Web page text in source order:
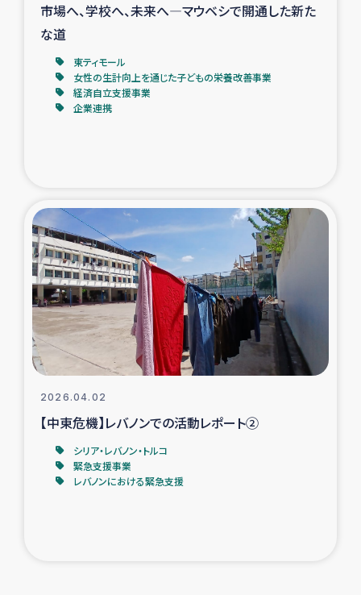
市場へ、学校へ、未来へ―マウベシで開通した新た
な道
東ティモール
女性の生計向上を通じた子どもの栄養改善事業
経済自立支援事業
企業連携
2026.04.02
【中東危機】レバノンでの活動レポート②
シリア・レバノン・トルコ
緊急支援事業
レバノンにおける緊急支援